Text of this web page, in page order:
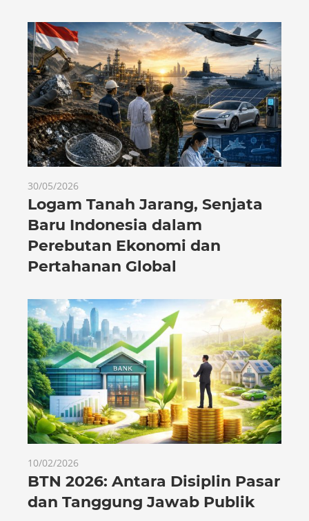
30/05/2026
Logam Tanah Jarang, Senjata
Baru Indonesia dalam
Perebutan Ekonomi dan
Pertahanan Global
10/02/2026
BTN 2026: Antara Disiplin Pasar
dan Tanggung Jawab Publik